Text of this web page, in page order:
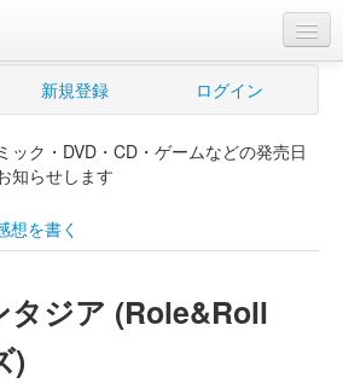
新規登録 ログイン
ック・DVD・CD・ゲームなどの発売日
知らせします
想を書く
タジア (Role&Roll
)